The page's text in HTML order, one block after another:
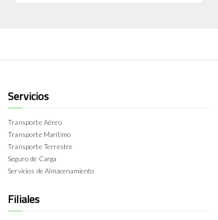
Servicios
Transporte Aéreo
Transporte Marítimo
Transporte Terrestre
Seguro de Carga
Servicios de Almacenamiento
Filiales